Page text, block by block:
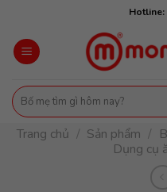
content
Hotline:
Tìm
kiếm:
Trang chủ / Sản phẩm /
Dụng cụ